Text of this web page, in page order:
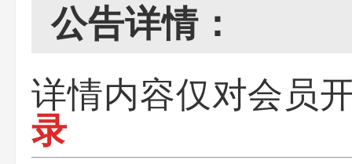
公告详情：
详情内容仅对会员
录